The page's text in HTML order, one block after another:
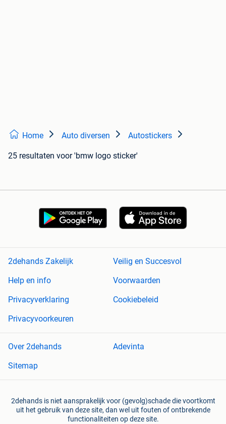
Home Auto diversen Autostickers
25 resultaten voor 'bmw logo sticker'
2dehands Zakelijk
Veilig en Succesvol
Help en info
Voorwaarden
Privacyverklaring
Cookiebeleid
Privacyvoorkeuren
Over 2dehands
Adevinta
Sitemap
2dehands is niet aansprakelijk voor (gevolg)schade die voortkomt
uit het gebruik van deze site, dan wel uit fouten of ontbrekende
functionaliteiten op deze site.